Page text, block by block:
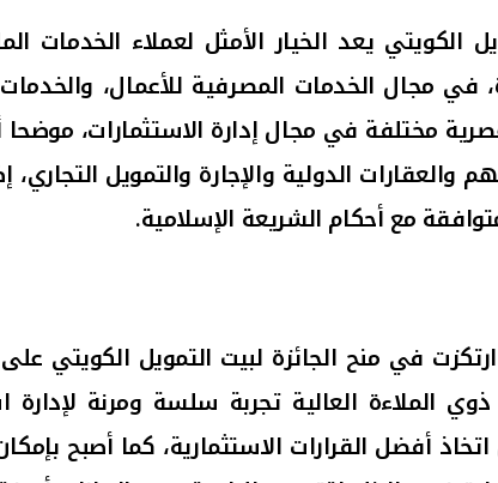
يعد الخيار الأمثل لعملاء الخدمات
في مجال الخدمات المصرفية للأعمال،
مختلفة في مجال إدارة الاستثمارات،
والعقارات الدولية والإجارة والتمويل
مع أحكام الشريعة الإسلامية.
في منح الجائزة لبيت التمويل الكويتي
الملاءة العالية تجربة سلسة ومرنة
أفضل القرارات الاستثمارية، كما أصبح